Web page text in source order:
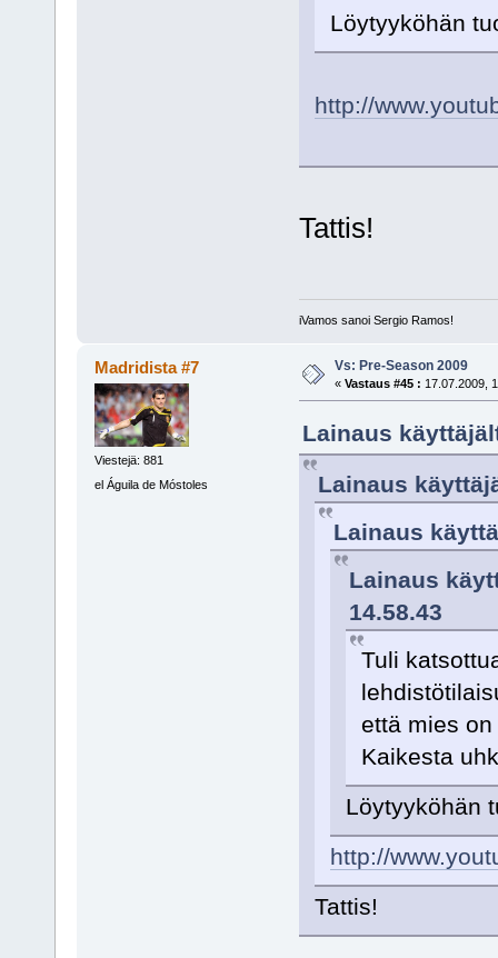
Löytyyköhän
http://
Tattis!
iVamos sanoi Sergio Ramos!
Madridista #7
Viestejä: 881
el Águila de Móstoles
Vs: Pre-Season 2009
« Vastaus #45 : 17.07.2009,
Lainaus
Lainaus
Lainaus
Lainaus
14.58.43
Tuli
että mies
Kaikesta
Löytyyköhän
http://
Tattis!